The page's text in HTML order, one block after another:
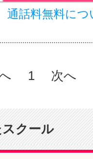
通話料無料につ
1 次へ
クール